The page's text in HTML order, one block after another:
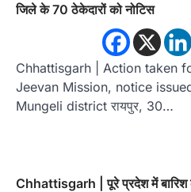
जिले के 70 ठेकेदारों को नोटिस
Chhattisgarh | Action taken
Jeevan Mission, notice
Mungeli district रायपुर, 30…
Chhattisgarh | पूरे प्रदेश में बारिश